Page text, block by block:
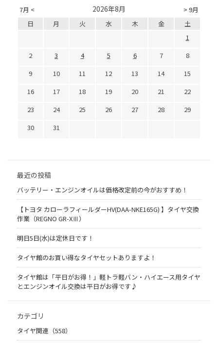
7月 < > 9月
2026年8月
日 月 火 水 木 金
土
1
2
3 4 5 6 7
8
9
10 11 12 13 14
15
16
17 18 19 20 21
22
23
24 25 26 27 28
29
30
31
最近の投稿
バッテリー・エンジンオイルは価格改定前の今がおすすめ！
【トヨタ カローラフィールダーHV(DAA-NKE165G) 】タイヤ交換
作業（REGNO GR-XⅢ）
明日5日(水)は定休日です！
タイヤ館のお買い得なタイヤセットありますよ！
タイヤ館は「平日がお得！」軽トラ軽バン・ハイエース用タイヤ
とエンジンオイル交換は平日がお得です♪
カテゴリ
タイヤ関連（558）